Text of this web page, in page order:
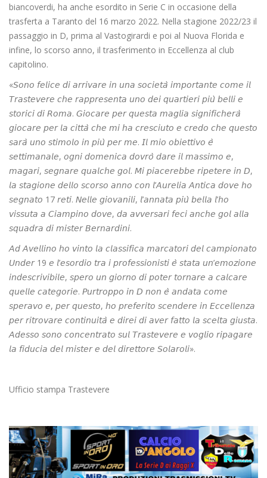
biancoverdi, ha anche esordito in Serie C in occasione della
trasferta a Taranto del 16 marzo 2022. Nella stagione 2022/23 il
passaggio in D, prima al Vastogirardi e poi al Nuova Florida e
infine, lo scorso anno, il trasferimento in Eccellenza al club
capitolino.
«𝘚𝘰𝘯𝘰 𝘧𝘦𝘭𝘪𝘤𝘦 𝘥𝘪 𝘢𝘳𝘳𝘪𝘷𝘢𝘳𝘦 𝘪𝘯 𝘶𝘯𝘢 𝘴𝘰𝘤𝘪𝘦𝘵𝘢̀ 𝘪𝘮𝘱𝘰𝘳𝘵𝘢𝘯𝘵𝘦 𝘤𝘰𝘮𝘦 𝘪𝘭
𝘛𝘳𝘢𝘴𝘵𝘦𝘷𝘦𝘳𝘦 𝘤𝘩𝘦 𝘳𝘢𝘱𝘱𝘳𝘦𝘴𝘦𝘯𝘵𝘢 𝘶𝘯𝘰 𝘥𝘦𝘪 𝘲𝘶𝘢𝘳𝘵𝘪𝘦𝘳𝘪 𝘱𝘪𝘶̀ 𝘣𝘦𝘭𝘭𝘪 𝘦
𝘴𝘵𝘰𝘳𝘪𝘤𝘪 𝘥𝘪 𝘙𝘰𝘮𝘢. 𝘎𝘪𝘰𝘤𝘢𝘳𝘦 𝘱𝘦𝘳 𝘲𝘶𝘦𝘴𝘵𝘢 𝘮𝘢𝘨𝘭𝘪𝘢 𝘴𝘪𝘨𝘯𝘪𝘧𝘪𝘤𝘩𝘦𝘳𝘢̀
𝘨𝘪𝘰𝘤𝘢𝘳𝘦 𝘱𝘦𝘳 𝘭𝘢 𝘤𝘪𝘵𝘵𝘢̀ 𝘤𝘩𝘦 𝘮𝘪 𝘩𝘢 𝘤𝘳𝘦𝘴𝘤𝘪𝘶𝘵𝘰 𝘦 𝘤𝘳𝘦𝘥𝘰 𝘤𝘩𝘦 𝘲𝘶𝘦𝘴𝘵𝘰
𝘴𝘢𝘳𝘢̀ 𝘶𝘯𝘰 𝘴𝘵𝘪𝘮𝘰𝘭𝘰 𝘪𝘯 𝘱𝘪𝘶̀ 𝘱𝘦𝘳 𝘮𝘦. 𝘐𝘭 𝘮𝘪𝘰 𝘰𝘣𝘪𝘦𝘵𝘵𝘪𝘷𝘰 𝘦̀
𝘴𝘦𝘵𝘵𝘪𝘮𝘢𝘯𝘢𝘭𝘦, 𝘰𝘨𝘯𝘪 𝘥𝘰𝘮𝘦𝘯𝘪𝘤𝘢 𝘥𝘰𝘷𝘳𝘰̀ 𝘥𝘢𝘳𝘦 𝘪𝘭 𝘮𝘢𝘴𝘴𝘪𝘮𝘰 𝘦,
𝘮𝘢𝘨𝘢𝘳𝘪, 𝘴𝘦𝘨𝘯𝘢𝘳𝘦 𝘲𝘶𝘢𝘭𝘤𝘩𝘦 𝘨𝘰𝘭. 𝘔𝘪 𝘱𝘪𝘢𝘤𝘦𝘳𝘦𝘣𝘣𝘦 𝘳𝘪𝘱𝘦𝘵𝘦𝘳𝘦 𝘪𝘯 𝘋,
𝘭𝘢 𝘴𝘵𝘢𝘨𝘪𝘰𝘯𝘦 𝘥𝘦𝘭𝘭𝘰 𝘴𝘤𝘰𝘳𝘴𝘰 𝘢𝘯𝘯𝘰 𝘤𝘰𝘯 𝘭’𝘈𝘶𝘳𝘦𝘭𝘪𝘢 𝘈𝘯𝘵𝘪𝘤𝘢 𝘥𝘰𝘷𝘦 𝘩𝘰
𝘴𝘦𝘨𝘯𝘢𝘵𝘰 17 𝘳𝘦𝘵𝘪. 𝘕𝘦𝘭𝘭𝘦 𝘨𝘪𝘰𝘷𝘢𝘯𝘪𝘭𝘪, 𝘭’𝘢𝘯𝘯𝘢𝘵𝘢 𝘱𝘪𝘶̀ 𝘣𝘦𝘭𝘭𝘢 𝘭’𝘩𝘰
𝘷𝘪𝘴𝘴𝘶𝘵𝘢 𝘢 𝘊𝘪𝘢𝘮𝘱𝘪𝘯𝘰 𝘥𝘰𝘷𝘦, 𝘥𝘢 𝘢𝘷𝘷𝘦𝘳𝘴𝘢𝘳𝘪 𝘧𝘦𝘤𝘪 𝘢𝘯𝘤𝘩𝘦 𝘨𝘰𝘭 𝘢𝘭𝘭𝘢
𝘴𝘲𝘶𝘢𝘥𝘳𝘢 𝘥𝘪 𝘮𝘪𝘴𝘵𝘦𝘳 𝘉𝘦𝘳𝘯𝘢𝘳𝘥𝘪𝘯𝘪.
𝘈𝘥 𝘈𝘷𝘦𝘭𝘭𝘪𝘯𝘰 𝘩𝘰 𝘷𝘪𝘯𝘵𝘰 𝘭𝘢 𝘤𝘭𝘢𝘴𝘴𝘪𝘧𝘪𝘤𝘢 𝘮𝘢𝘳𝘤𝘢𝘵𝘰𝘳𝘪 𝘥𝘦𝘭 𝘤𝘢𝘮𝘱𝘪𝘰𝘯𝘢𝘵𝘰
𝘜𝘯𝘥𝘦𝘳 19 𝘦 𝘭’𝘦𝘴𝘰𝘳𝘥𝘪𝘰 𝘵𝘳𝘢 𝘪 𝘱𝘳𝘰𝘧𝘦𝘴𝘴𝘪𝘰𝘯𝘪𝘴𝘵𝘪 𝘦̀ 𝘴𝘵𝘢𝘵𝘢 𝘶𝘯’𝘦𝘮𝘰𝘻𝘪𝘰𝘯𝘦
𝘪𝘯𝘥𝘦𝘴𝘤𝘳𝘪𝘷𝘪𝘣𝘪𝘭𝘦, 𝘴𝘱𝘦𝘳𝘰 𝘶𝘯 𝘨𝘪𝘰𝘳𝘯𝘰 𝘥𝘪 𝘱𝘰𝘵𝘦𝘳 𝘵𝘰𝘳𝘯𝘢𝘳𝘦 𝘢 𝘤𝘢𝘭𝘤𝘢𝘳𝘦
𝘲𝘶𝘦𝘭𝘭𝘦 𝘤𝘢𝘵𝘦𝘨𝘰𝘳𝘪𝘦. 𝘗𝘶𝘳𝘵𝘳𝘰𝘱𝘱𝘰 𝘪𝘯 𝘋 𝘯𝘰𝘯 𝘦̀ 𝘢𝘯𝘥𝘢𝘵𝘢 𝘤𝘰𝘮𝘦
𝘴𝘱𝘦𝘳𝘢𝘷𝘰 𝘦, 𝘱𝘦𝘳 𝘲𝘶𝘦𝘴𝘵𝘰, 𝘩𝘰 𝘱𝘳𝘦𝘧𝘦𝘳𝘪𝘵𝘰 𝘴𝘤𝘦𝘯𝘥𝘦𝘳𝘦 𝘪𝘯 𝘌𝘤𝘤𝘦𝘭𝘭𝘦𝘯𝘻𝘢
𝘱𝘦𝘳 𝘳𝘪𝘵𝘳𝘰𝘷𝘢𝘳𝘦 𝘤𝘰𝘯𝘵𝘪𝘯𝘶𝘪𝘵𝘢̀ 𝘦 𝘥𝘪𝘳𝘦𝘪 𝘥𝘪 𝘢𝘷𝘦𝘳 𝘧𝘢𝘵𝘵𝘰 𝘭𝘢 𝘴𝘤𝘦𝘭𝘵𝘢 𝘨𝘪𝘶𝘴𝘵𝘢.
𝘈𝘥𝘦𝘴𝘴𝘰 𝘴𝘰𝘯𝘰 𝘤𝘰𝘯𝘤𝘦𝘯𝘵𝘳𝘢𝘵𝘰 𝘴𝘶𝘭 𝘛𝘳𝘢𝘴𝘵𝘦𝘷𝘦𝘳𝘦 𝘦 𝘷𝘰𝘨𝘭𝘪𝘰 𝘳𝘪𝘱𝘢𝘨𝘢𝘳𝘦
𝘭𝘢 𝘧𝘪𝘥𝘶𝘤𝘪𝘢 𝘥𝘦𝘭 𝘮𝘪𝘴𝘵𝘦𝘳 𝘦 𝘥𝘦𝘭 𝘥𝘪𝘳𝘦𝘵𝘵𝘰𝘳𝘦 𝘚𝘰𝘭𝘢𝘳𝘰𝘭𝘪».
Ufficio stampa Trastevere